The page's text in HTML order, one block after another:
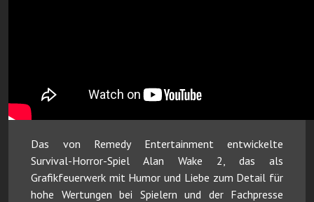
Das von Remedy Entertainment entwickelte
Survival-Horror-Spiel Alan Wake 2, das als
Grafikfeuerwerk mit Humor und Liebe zum Detail für
hohe Wertungen bei Spielern und der Fachpresse